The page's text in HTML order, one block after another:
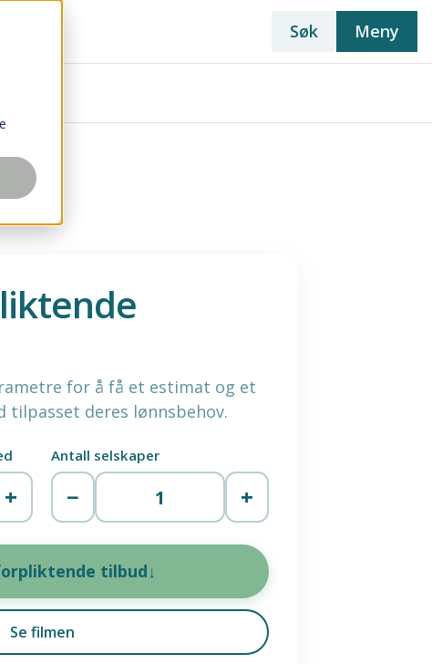
Søk Meny
for å få et estimat og et
deres lønnsbehov.
+
Antall selskaper
− +
tilbud↓
Se filmen